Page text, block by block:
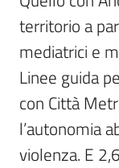
territorio a
mediatrici e
Linee guida
con Città
l’autonomia
violenza. E